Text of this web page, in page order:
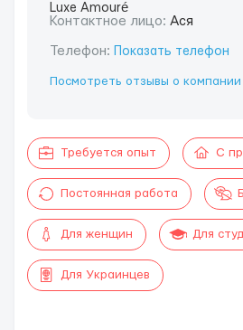
Контактное лицо: Ася
Телефон: Показать телефон
Посмотреть отзывы о
Требуется опыт С
Постоянная работа
Для женщин Для
Для Украинцев